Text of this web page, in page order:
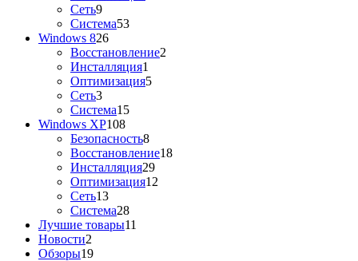
Сеть9
Система53
Windows 826
Восстановление2
Инсталляция1
Оптимизация5
Сеть3
Система15
Windows XP108
Безопасность8
Восстановление18
Инсталляция29
Оптимизация12
Сеть13
Система28
Лучшие товары11
Новости2
Обзоры19